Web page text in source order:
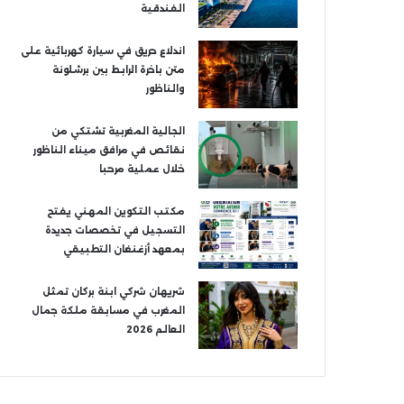
الفندقية
اندلاع حريق في سيارة كهربائية على
متن باخرة الرابط بين برشلونة
والناظور
الجالية المغربية تشتكي من
نقائص في مرافق ميناء الناظور
خلال عملية مرحبا
مكتب التكوين المهني يفتح
التسجيل في تخصصات جديدة
بمعهد أزغنغان التطبيقي
شريهان شركي ابنة بركان تمثل
المغرب في مسابقة ملكة جمال
العالم 2026